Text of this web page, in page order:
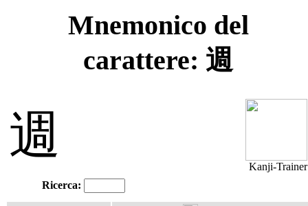
Mnemonico del
carattere: 週
週
Kanji-Trainer
Ricerca: